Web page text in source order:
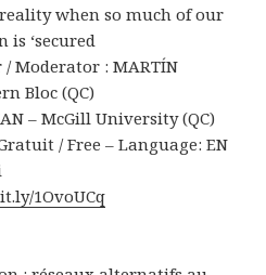
when so much of our
‘secured
Moderator : MARTÍN
Bloc (QC)
– McGill University (QC)
/ Free – Language: EN
1OvoUCq